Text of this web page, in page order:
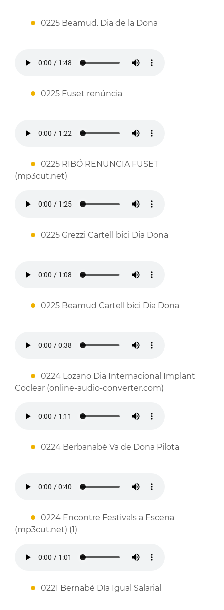
0225 Beamud. Dia de la Dona
0225 Fuset renúncia
0225 RIBÓ RENUNCIA FUSET
(mp3cut.net)
0225 Grezzi Cartell bici Dia Dona
0225 Beamud Cartell bici Dia Dona
0224 Lozano Dia Internacional Implant
Coclear (online-audio-converter.com)
0224 Berbanabé Va de Dona Pilota
0224 Encontre Festivals a Escena
(mp3cut.net) (1)
0221 Bernabé Día Igual Salarial